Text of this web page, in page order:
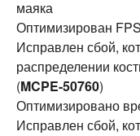
маяка
Оптимизирован
Исправлен сбой,
распределении
(MCPE-50760)
Оптимизировано
Исправлен сбой,